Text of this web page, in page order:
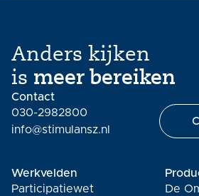
Anders kijken
is meer bereiken
Contact
030-2982800
info@stimulansz.nl
Werkvelden
Participatiewet
De